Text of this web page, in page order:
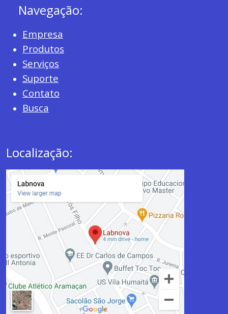
Navegação:
Empresa
Produtos
Serviços
Suporte
Contato
Busca
Localização: